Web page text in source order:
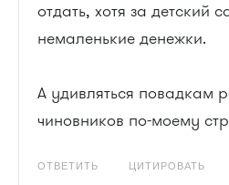
отдать, хотя за детский
немаленькие денежки.
А удивляться повадкам
чиновников по-моему
ОТВЕТИТЬ ЦИТИРОВАТЬ